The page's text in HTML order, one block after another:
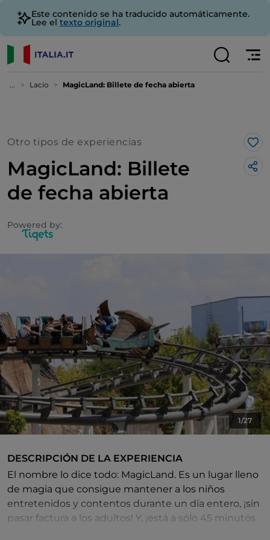
Este contenido se ha traducido automáticamente.
Lee el texto original.
... Lacio MagicLand: Billete de fecha abierta
Otro tipos de experiencias
MagicLand: Billete
de fecha abierta
Powered by:
Me
1/27
DESCRIPCIÓN DE LA EXPERIENCIA
El nombre lo dice todo: MagicLand. Es un lugar lleno
de magia que consigue mantener a los niños
entretenidos y contentos durante un día entero, ¡sin
pasar factura a los adultos! Y, ¡está a sólo 45 minutos